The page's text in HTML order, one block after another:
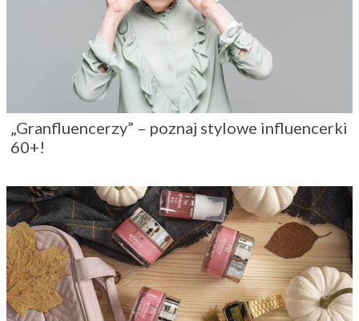
„Granfluencerzy” – poznaj stylowe influencerki
60+!